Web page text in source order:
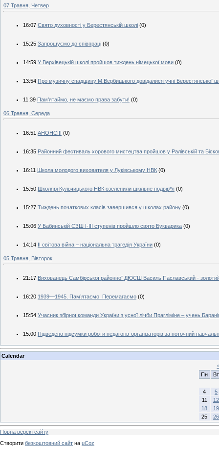
07 Травня, Четвер
16:07 Свято духовності у Берестянській школі (0)
15:25 Запрошуємо до співпраці (0)
14:59 У Верхівецькій школі пройшов тиждень німецької мови (0)
13:54 Про музичну спадщину М.Вербицького довідалися учні Берестянської
11:39 Пам’ятаймо, не маємо права забути! (0)
06 Травня, Середа
16:51 АНОНС!!! (0)
16:35 Районний фестиваль хорового мистецтва пройшов у Ралівській та
16:11 Школа молодого вихователя у Луківському НВК (0)
15:50 Школярі Кульчицького НВК озеленили шкільне подвір*я (0)
15:27 Тиждень початкових класів завершився у школах району (0)
15:06 У Бабинській СЗШ І-ІІІ ступенів пройшло свято Букварика (0)
14:14 ІІ світова війна – національна трагедія України (0)
05 Травня, Вівторок
21:17 Вихованець Самбірської районної ДЮСШ Василь Паславський - золотий
16:20 1939—1945. Пам’ятаємо. Перемагаємо (0)
15:54 Учасник збірної команди України з усної лічби Прагліміне – учень
15:00 Підведено підсумки роботи педагогів-організаторів за поточний
Calendar
Пн
Вт
4
5
11
12
18
19
25
26
Повна версія сайту
Створити безкоштовний сайт на uCoz